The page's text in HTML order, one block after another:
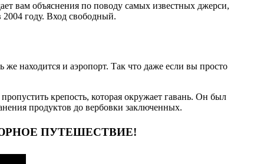
вам объяснения по поводу самых известных джерси,
году. Вход свободный.
находится и аэропорт. Так что даже если вы просто
крепость, которая окружает гавань. Он был
продуктов до вербовки заключенных.
ПУТЕШЕСТВИЕ!